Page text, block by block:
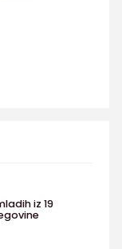
iz 19